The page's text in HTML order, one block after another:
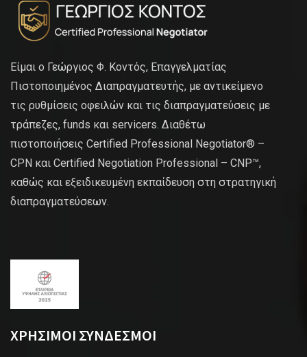
Είμαι ο Γεώργιος Φ. Κοντός, Επαγγελματίας
Πιστοποιημένος Διαπραγματευτής, με αντικείμενο
τις ρυθμίσεις οφειλών και τις διαπραγματεύσεις με
τράπεζες, funds και servicers. Διαθέτω
πιστοποιήσεις Certified Professional Negotiator® –
CPN και Certified Negotiation Professional – CNP™,
καθώς και εξειδικευμένη εκπαίδευση στη στρατηγική
διαπραγματεύσεων.
ΧΡΗΣΙΜΟΙ ΣΥΝΔΕΣΜΟΙ